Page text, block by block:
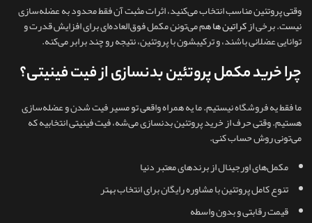
وقتی پروتئین مناسب انتخاب می‌کنید، اثرات مثبت آن فقط محدود به عضله‌سازی
نیست. برخی ازکراتین هاهم می‌تونن مکمل فوق‌العاده‌ای برای افزایش قدرت و
توانایی عضلانی باشند، و ترکیبشون با پروتئین، نتیجه رو چند برابر می‌کنه.
چرا خرید مکمل پروتئین بدنسازی از فیت فینیتی؟
ما فقط یه فروشگاه نیستیم. ما یه همراه واقعی تو مسیر فیت شدن و عضله‌سازی
هستیم. وقتی حرف از خرید پروتئین بدنسازی می‌شه، فیت فینیتی انتخابیه که
می‌تونی روش حساب کنی.
مکمل‌های اورجینال از برندهای معتبر دنیا
تنوع کامل پروتئین با مشاوره رایگان برای انتخاب بهتر
قیمت رقابتی و بدون واسطه